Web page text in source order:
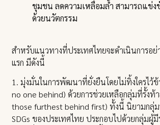
ชุมชน ลดความเหลื่อมล้ำ สามารถแข่ง
ด้วยนวัตกรรม
สำหรับแนวทางที่ประเทศไทยจะดำเนินการอย่
แรก มีดังนี้
1. มุ่งมั่นในการพัฒนาที่ยั่งยืนโดยไม่ทิ้งใครไว้ข้
no one behind) ด้วยการช่วยเหลือกลุ่มที่รั้งท้
those furthest behind first) ทั้งนี้ นิยามกลุ่
SDGs ของประเทศไทย ประกอบไปด้วยกลุ่มผู้